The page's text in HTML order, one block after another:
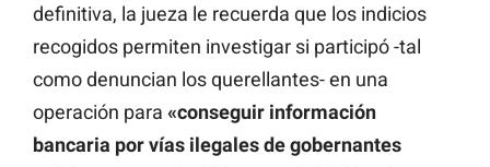
definitiva, la jueza le recuerda que los indicios
recogidos permiten investigar si participó -tal
como denuncian los querellantes- en una
operación para «conseguir información
bancaria por vías ilegales de gobernantes